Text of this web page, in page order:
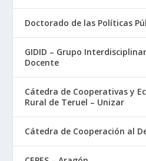
Doctorado de las Políticas
GIDID – Grupo
Docente
Cátedra de Cooperativas y
Rural de Teruel – Unizar
Cátedra de Cooperación al